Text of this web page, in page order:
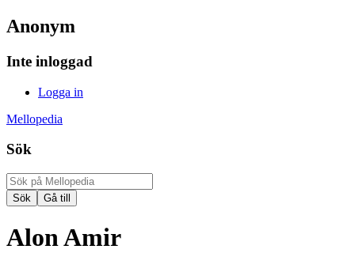
Anonym
Inte inloggad
Logga in
Mellopedia
Sök
Alon Amir